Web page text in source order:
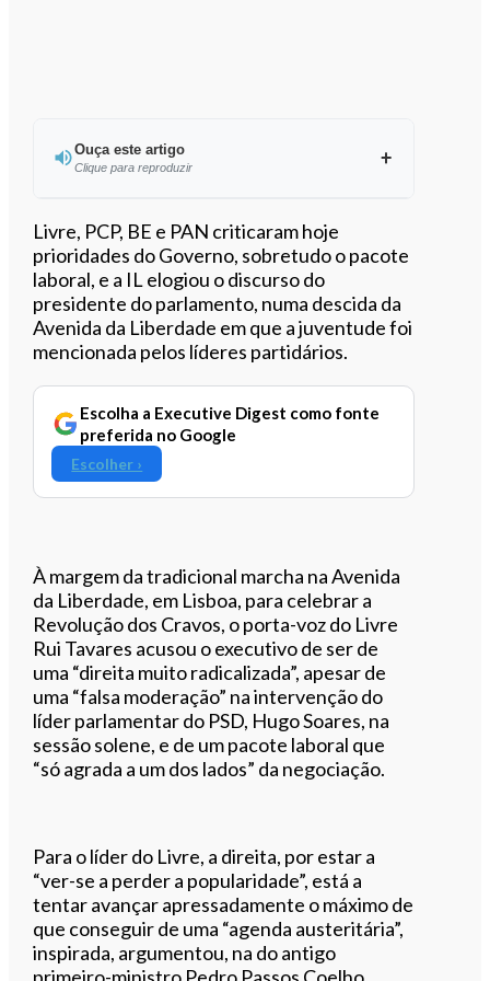
Ouça este artigo
Clique para reproduzir
Ouvir este artigo
Livre, PCP, BE e PAN criticaram hoje
prioridades do Governo, sobretudo o pacote
laboral, e a IL elogiou o discurso do
presidente do parlamento, numa descida da
Avenida da Liberdade em que a juventude foi
mencionada pelos líderes partidários.
Escolha a Executive Digest como fonte
preferida no Google
Escolher ›
À margem da tradicional marcha na Avenida
da Liberdade, em Lisboa, para celebrar a
Revolução dos Cravos, o porta-voz do Livre
Rui Tavares acusou o executivo de ser de
uma “direita muito radicalizada”, apesar de
uma “falsa moderação” na intervenção do
líder parlamentar do PSD, Hugo Soares, na
sessão solene, e de um pacote laboral que
“só agrada a um dos lados” da negociação.
Para o líder do Livre, a direita, por estar a
“ver-se a perder a popularidade”, está a
tentar avançar apressadamente o máximo de
que conseguir de uma “agenda austeritária”,
inspirada, argumentou, na do antigo